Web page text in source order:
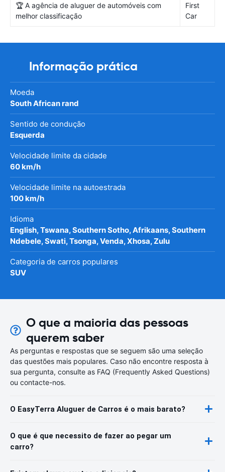
🏆 A agência de aluguer de automóveis com
melhor classificação
First
Car
Informação prática
Moeda
South African rand
Sentido de condução
Esquerda
Velocidade limite da cidade
60 km/h
Velocidade limite na autoestrada
100 km/h
Idioma
English, Tswana, Southern Sotho, Afrikaans, Southern
Ndebele, Swati, Tsonga, Venda, Xhosa, Zulu
Categoria de carros populares
SUV
O que a maioria das pessoas
querem saber
As perguntas e respostas que se seguem são uma seleção
das questões mais populares. Caso não encontre resposta à
sua pergunta, consulte as FAQ (Frequently Asked Questions)
ou contacte-nos.
O EasyTerra Aluguer de Carros é o mais barato?
O que é que necessito de fazer ao pegar um
carro?